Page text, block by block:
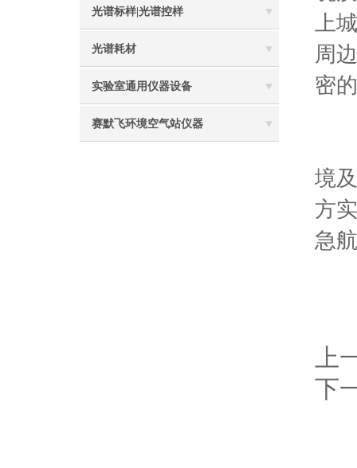
光谱标样|光谱控样
光谱耗材
实验室通用仪器设备
赛默飞环境空气站仪器
上
周
密
境
方
急
上
下